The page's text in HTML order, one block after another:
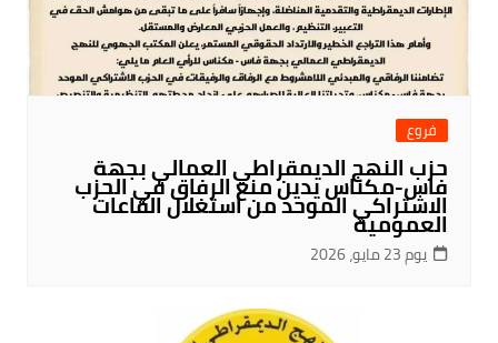
فروع
حزب النهج الديمقراطي العمالي بجهة
فاس-مكناس يدين منع الرفاق في الحزب
الاشتراكي الموحد من استغلال القاعات
العمومية
يوم 23 مايو، 2026